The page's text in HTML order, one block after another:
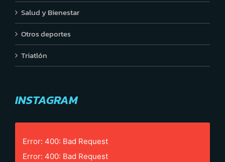
Salud y Bienestar
Otros deportes
Triatlón
INSTAGRAM
Error: 400: Bad Request
Error: 400: Bad Request